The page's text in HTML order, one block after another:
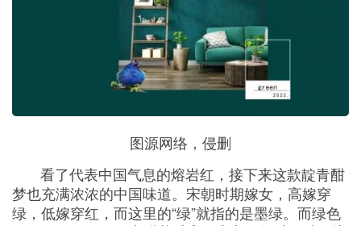
图源网络，侵删
看了代表中国气息的熔岩红，接下来这款靛青酣
梦也充满浓浓的中国味道。宋朝时期嫁女，高嫁穿
绿，低嫁穿红，而这里的“绿”就指的是墨绿。而绿色